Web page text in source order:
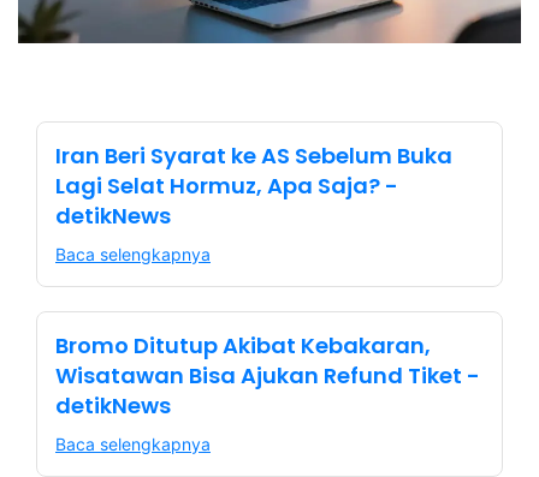
Iran Beri Syarat ke AS Sebelum Buka
Lagi Selat Hormuz, Apa Saja? -
detikNews
Baca selengkapnya
Bromo Ditutup Akibat Kebakaran,
Wisatawan Bisa Ajukan Refund Tiket -
detikNews
Baca selengkapnya